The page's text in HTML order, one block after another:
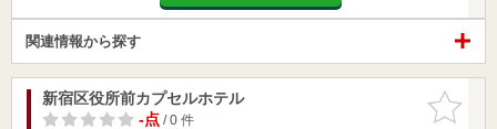
関連情報から探す
お気に入
りに追加
新宿区役所前カプセルホテル
-点/ 0 件